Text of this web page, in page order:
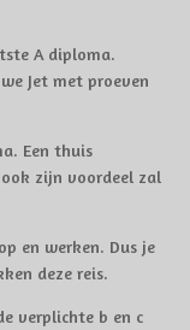
A diploma.
Jet met proeven
Een thuis
zijn voordeel zal
en werken. Dus je
deze reis.
verplichte b en c